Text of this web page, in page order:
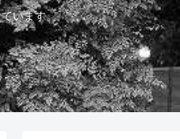
います。